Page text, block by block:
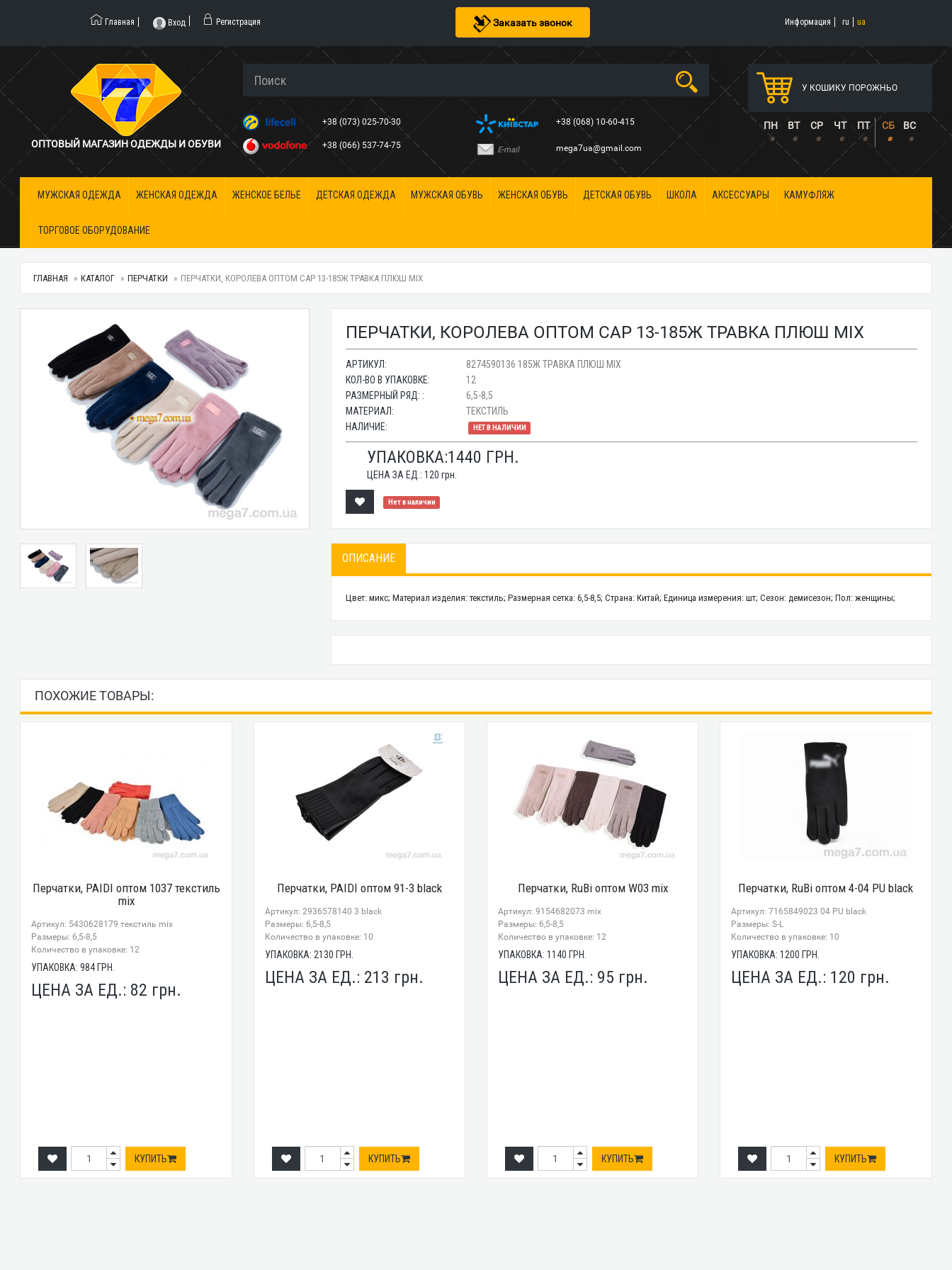
Заказать звонок
Главная Вход Регистрация Информация ru ua
ОПТОВЫЙ МАГАЗИН ОДЕЖДЫ И ОБУВИ
+38 (073) 025-70-30
+38 (066) 537-74-75
+38 (068) 10-60-415
E-mail mega7ua@gmail.com
У КОШИКУ ПОРОЖНЬО
ПН ВТ СР ЧТ ПТ СБ ВС
• • • • • • •
МУЖСКАЯ ОДЕЖДА ЖЕНСКАЯ ОДЕЖДА ЖЕНСКОЕ БЕЛЬЕ ДЕТСКАЯ ОДЕЖДА МУЖСКАЯ ОБУВЬ ЖЕНСКАЯ ОБУВЬ ДЕТСКАЯ ОБУВЬ ШКОЛА АКСЕССУАРЫ КАМУФЛЯЖ
ТОРГОВОЕ ОБОРУДОВАНИЕ
ГЛАВНАЯ КАТАЛОГ ПЕРЧАТКИ ПЕРЧАТКИ, КОРОЛЕВА ОПТОМ CAP 13-185Ж ТРАВКА ПЛЮШ MIX
ПЕРЧАТКИ, КОРОЛЕВА ОПТОМ CAP 13-185Ж ТРАВКА ПЛЮШ MIX
АРТИКУЛ:
8274590136 185Ж ТРАВКА ПЛЮШ MIX
КОЛ-ВО В УПАКОВКЕ:
12
РАЗМЕРНЫЙ РЯД: :
6,5-8,5
МАТЕРИАЛ:
ТЕКСТИЛЬ
НАЛИЧИЕ:
НЕТ В НАЛИЧИИ
УПАКОВКА:1440 ГРН.
ЦЕНА ЗА ЕД.:120 грн.
Нет в наличии
ОПИСАНИЕ
Цвет: микс; Материал изделия: текстиль; Размерная сетка: 6,5-8,5; Страна: Китай; Единица измерения: шт; Сезон: демисезон; Пол: женщины;
ПОХОЖИЕ ТОВАРЫ:
Перчатки, PAIDI оптом 1037 текстиль
mix
Артикул: 5430628179 текстиль mix
Размеры: 6,5-8,5
Количество в упаковке: 12
УПАКОВКА:984 ГРН.
ЦЕНА ЗА ЕД.: 82 грн.
КУПИТЬ
Перчатки, PAIDI оптом 91-3 black
Артикул: 2936578140 3 black
Размеры: 6,5-8,5
Количество в упаковке: 10
УПАКОВКА: 2130 ГРН.
ЦЕНА ЗА ЕД.: 213 грн.
КУПИТЬ
Перчатки, RuBi оптом W03 mix
Артикул: 9154682073 mix
Размеры: 6,5-8,5
Количество в упаковке: 12
УПАКОВКА: 1140 ГРН.
ЦЕНА ЗА ЕД.: 95 грн.
КУПИТЬ
Перчатки, RuBi оптом 4-04 PU black
Артикул: 7165849023 04 PU black
Размеры: S-L
Количество в упаковке: 10
УПАКОВКА:1200 ГРН.
ЦЕНА ЗА ЕД.: 120 грн.
КУПИТЬ